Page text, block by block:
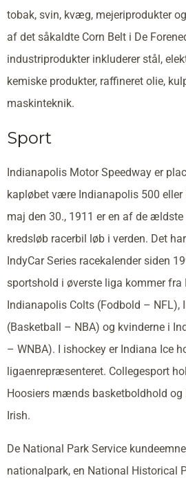
tobak, svin, kvæg, mejeriprodukter
af det såkaldte Corn Belt i De
industriprodukter inkluderer stål,
kemiske produkter, raffineret olie,
maskinteknik.
Sport
Indianapolis Motor Speedway er
kapløbet være Indianapolis 500
maj den 30., 1911 er en af de
kredsløb racerbil løb i verden. Det
IndyCar Series racekalender siden
sportshold i øverste liga kommer fra
Indianapolis Colts (Fodbold – NFL),
(Basketball – NBA) og kvinderne i
– WNBA). I ishockey er Indiana Ice
ligaenrepræsenteret. Collegesport
Hoosiers mænds basketboldhold og
Irish.
De National Park Service
nationalpark, en National Historical